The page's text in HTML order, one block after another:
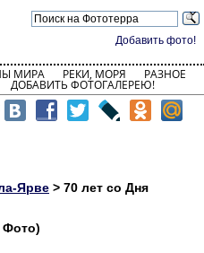
Добавить фото!
МИРА РЕКИ, МОРЯ РАЗНОЕ
ДОБАВИТЬ ФОТОГАЛЕРЕЮ!
Ярве > 70 лет со Дня
Фото)